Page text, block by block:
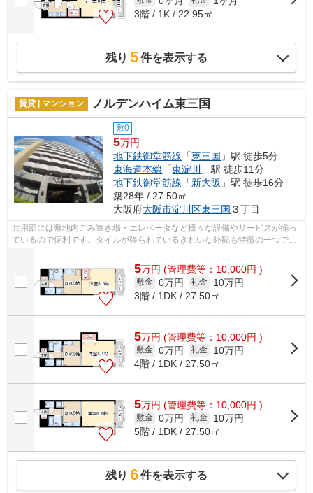
3階 / 1K / 22.95㎡
残り 5件を表示する
賃貸 | マンション ノルデンハイム東三国
敷0
5万円
地下鉄御堂筋線 「東三国 」駅 徒歩5分
東海道本線 「東淀川
」駅 徒歩11分
地下鉄御堂筋線 「新大阪 」駅 徒歩16分
築28年 / 27.50㎡
大阪府大阪市淀川区東三国 ３丁目
共用部には敷地内ごみ置き場・エレベータなど様々な設備やサービスが揃っ
ているので便利です。タイルが張られているきれいな外観も特徴の一つで
5万円 (管理費等：10,000円 )
敷金 0万円 礼金
10万円
3階 / 1DK / 27.50㎡
5万円 (管理費等：10,000円 )
敷金 0万円 礼金
10万円
4階 / 1DK / 27.50㎡
5万円 (管理費等：10,000円 )
敷金 0万円 礼金
10万円
5階 / 1DK / 27.50㎡
残り 6件を表示する